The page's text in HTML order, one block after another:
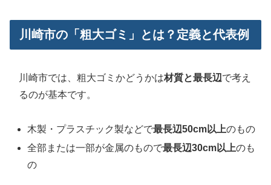
川崎市の「粗大ゴミ」とは？定義と代表例
川崎市では、粗大ゴミかどうかは材質と最長辺で考え
るのが基本です。
木製・プラスチック製などで最長辺50cm以上のもの
全部または一部が金属のもので最長辺30cm以上のも
の